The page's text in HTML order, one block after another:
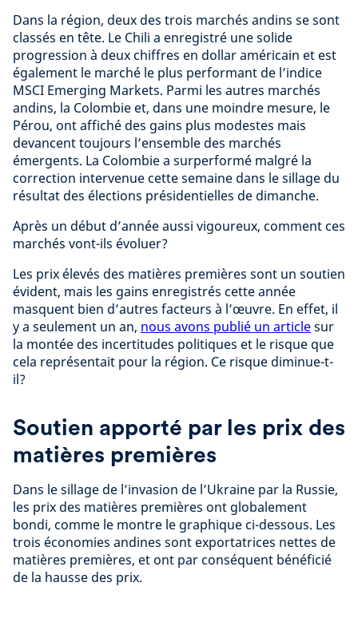
Dans la région, deux des trois marchés andins se sont
classés en tête. Le Chili a enregistré une solide
progression à deux chiffres en dollar américain et est
également le marché le plus performant de l’indice
MSCI Emerging Markets. Parmi les autres marchés
andins, la Colombie et, dans une moindre mesure, le
Pérou, ont affiché des gains plus modestes mais
devancent toujours l’ensemble des marchés
émergents. La Colombie a surperformé malgré la
correction intervenue cette semaine dans le sillage du
résultat des élections présidentielles de dimanche.
Après un début d’année aussi vigoureux, comment ces
marchés vont-ils évoluer?
Les prix élevés des matières premières sont un soutien
évident, mais les gains enregistrés cette année
masquent bien d’autres facteurs à l’œuvre. En effet, il
y a seulement un an, nous avons publié un articlesur
la montée des incertitudes politiques et le risque que
cela représentait pour la région. Ce risque diminue-t-
il?
Soutien apporté par les prix des
matières premières
Dans le sillage de l’invasion de l’Ukraine par la Russie,
les prix des matières premières ont globalement
bondi, comme le montre le graphique ci-dessous. Les
trois économies andines sont exportatrices nettes de
matières premières, et ont par conséquent bénéficié
de la hausse des prix.